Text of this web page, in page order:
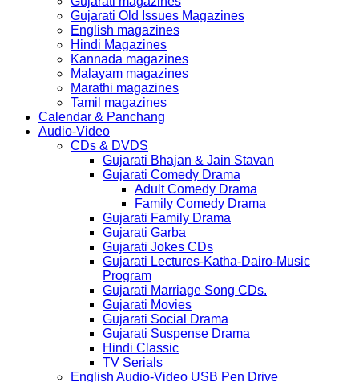
Gujarati Old Issues Magazines
English magazines
Hindi Magazines
Kannada magazines
Malayam magazines
Marathi magazines
Tamil magazines
Calendar & Panchang
Audio-Video
CDs & DVDS
Gujarati Bhajan & Jain Stavan
Gujarati Comedy Drama
Adult Comedy Drama
Family Comedy Drama
Gujarati Family Drama
Gujarati Garba
Gujarati Jokes CDs
Gujarati Lectures-Katha-Dairo-Music
Program
Gujarati Marriage Song CDs.
Gujarati Movies
Gujarati Social Drama
Gujarati Suspense Drama
Hindi Classic
TV Serials
English Audio-Video USB Pen Drive